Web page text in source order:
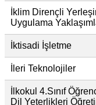
İklim Dirençli
Uygulama
İktisadi İşletme
İleri Teknolojiler
İlkokul 4.Sınıf
Dil Yeterlikleri